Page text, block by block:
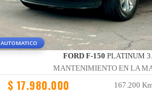
AUTOMATICO
FORD F-150 PLATINUM
MANTENIMIENTO EN LA
$ 17.980.000 167.200